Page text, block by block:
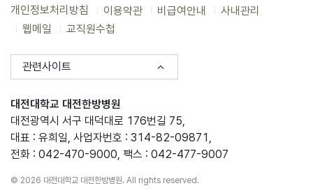
개인정보처리방침 이용약관 비급여안내
사내관리
웹메일
교직원수첩
관련사이트
대전대학교 대전한방병원
대전광역시 서구 대덕대로 176번길 75,
대표 : 유희일, 사업자번호 : 314-82-09871,
전화 : 042-470-9000, 팩스 : 042-477-9007
© 2026 대전대학교 대전한방병원. All rights reserved.